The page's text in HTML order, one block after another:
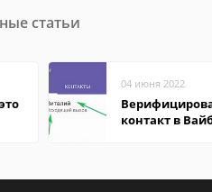
статьи
04 июня 2022
контакт в